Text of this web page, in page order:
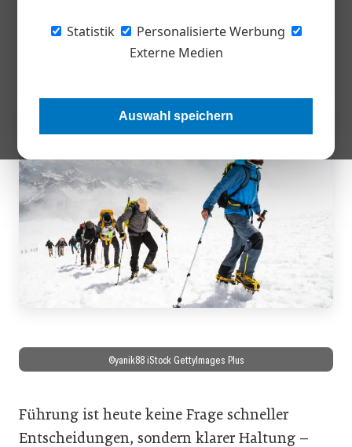
Statistik
Personalisierte Werbung
Externe Medien
Auswahl speichern
für wertebasierte Unternehmensführung, erklärt, warum
Klarheit heute wichtiger ist als Geschwindigkeit.
©yanik88 iStock GettyImages Plus
Führung ist heute keine Frage schneller
Entscheidungen, sondern klarer Haltung –